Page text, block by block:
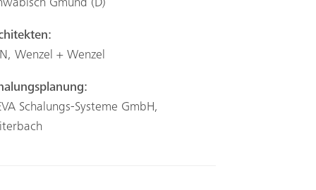
Gmünd (D)
Wenzel + Wenzel
Schalungs-Systeme GmbH,